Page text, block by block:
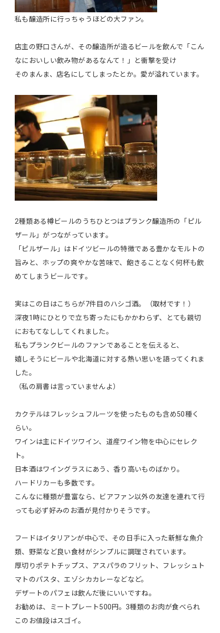
私も醸造所に行っちゃうほどの大ファン。
店主の野口さんが、その醸造所が造るビールを飲んで「こん
なにおいしい飲み物があるなんて！」と衝撃を受け
そのまんま、店名にしてしまったとか。愛が溢れています。
2種類ある樽ビールのうちひとつはプランク醸造所の「ピル
ザール」がつながっています。
「ピルザール」はドイツビールの特徴である豊かなモルトの
旨みと、ホップの爽やかな苦味で、飽きることなく何杯も飲
めてしまうビールです。
実はこの日はこちらが7件目のハシゴ酒。（取材です！）
深夜1時にひとりで立ち寄ったにもかかわらず、とても親切
におもてなししてくれました。
私もプランクビールのファンであることを伝えると、
嬉しそうにビールや北海道に対する熱い思いを語ってくれま
した。
（私の肩書は言っていませんよ）
カクテルはフレッシュフルーツを使ったものも含め50種く
らい。
ワインは主にドイツワイン、道産ワイン物を中心にセレク
ト。
日本酒はワイングラスにあう、香り高いものばかり。
ハードリカーも多数です。
こんなに種類が豊富なら、ビアファン以外の友達を連れて行
っても必ず好みのお酒が見付かりそうです。
フードはイタリアンが中心で、その日手に入った新鮮な魚介
類、野菜など良い食材がシンプルに調理されています。
厚切りポテトチップス、アスパラのフリット、フレッシュト
マトのパスタ、エゾシカカレーなどなど。
デザートのパフェは飲んだ後にいいですね。
お勧めは、ミートプレート500円。3種類のお肉が食べられ
このお値段はスゴイ。